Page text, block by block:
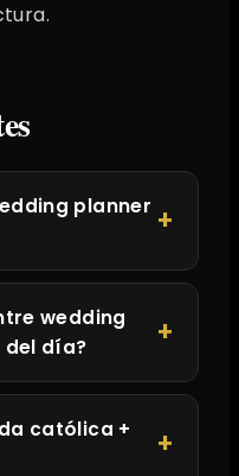
planner
wedding
día?
católica +